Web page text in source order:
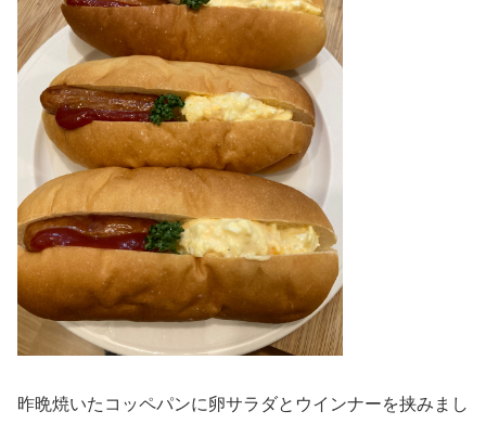
昨晩焼いたコッペパンに卵サラダとウインナーを挟みまし